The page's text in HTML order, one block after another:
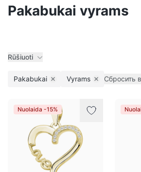
Pakabukai vyrams
Rūšiuoti
Pakabukai Remove filter
Vyrams Remove filter
Сбросить
Prekės
Nuolaida -15%